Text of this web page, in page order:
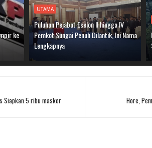
ke
UTAMA
Puluhan Pejabat Eselon II hingga IV
Pemkot Sungai Penuh Dilantik, Ini Nama
Lengkapnya
Hore,
Siapkan 5 ribu masker